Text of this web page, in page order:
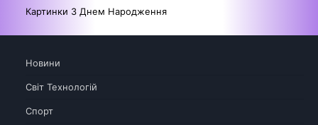
Картинки З Днем Народження
Новини
Світ Технологій
Спорт